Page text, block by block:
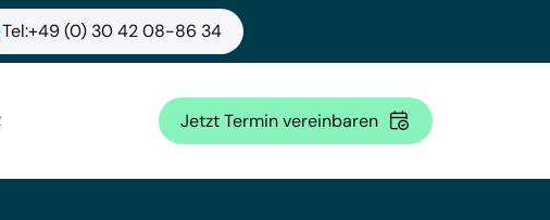
Tel:+49 (0) 30 42 08-86 34
Jetzt Termin vereinbaren